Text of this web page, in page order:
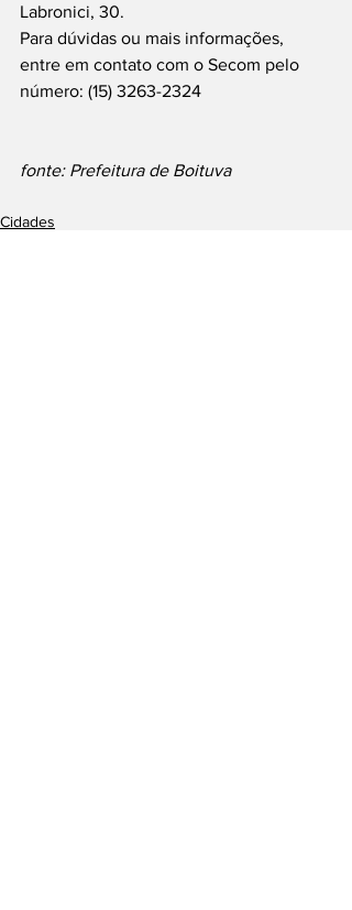
Labronici, 30.
Para dúvidas ou mais informações,
entre em contato com o Secom pelo
número: (15) 3263-2324
fonte: Prefeitura de Boituva
Cidades